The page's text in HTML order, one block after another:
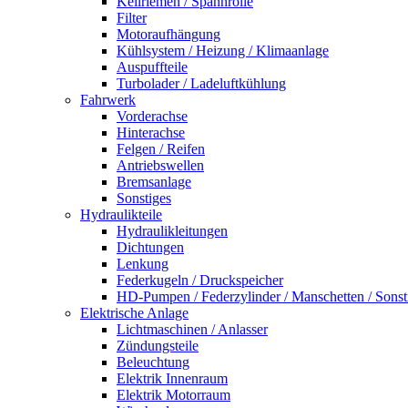
Filter
Motoraufhängung
Kühlsystem / Heizung / Klimaanlage
Auspuffteile
Turbolader / Ladeluftkühlung
Fahrwerk
Vorderachse
Hinterachse
Felgen / Reifen
Antriebswellen
Bremsanlage
Sonstiges
Hydraulikteile
Hydraulikleitungen
Dichtungen
Lenkung
Federkugeln / Druckspeicher
HD-Pumpen / Federzylinder / Manschetten /
Elektrische Anlage
Lichtmaschinen / Anlasser
Zündungsteile
Beleuchtung
Elektrik Innenraum
Elektrik Motorraum